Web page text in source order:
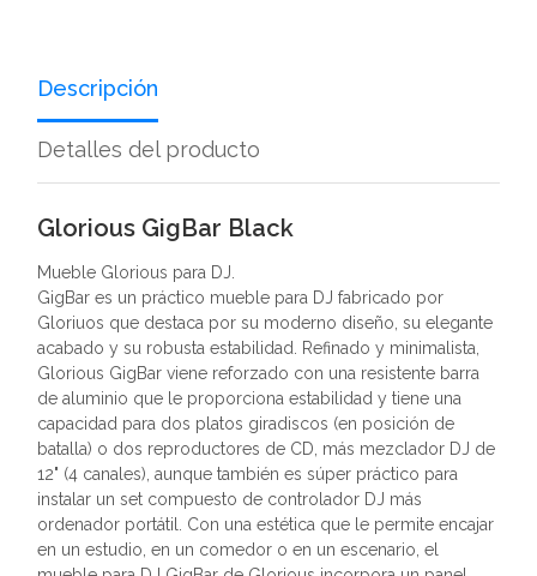
Descripción
Detalles del producto
Glorious GigBar Black
Mueble Glorious para DJ.
GigBar es un práctico mueble para DJ fabricado por
Gloriuos que destaca por su moderno diseño, su elegante
acabado y su robusta estabilidad. Refinado y minimalista,
Glorious GigBar viene reforzado con una resistente barra
de aluminio que le proporciona estabilidad y tiene una
capacidad para dos platos giradiscos (en posición de
batalla) o dos reproductores de CD, más mezclador DJ de
12" (4 canales), aunque también es súper práctico para
instalar un set compuesto de controlador DJ más
ordenador portátil. Con una estética que le permite encajar
en un estudio, en un comedor o en un escenario, el